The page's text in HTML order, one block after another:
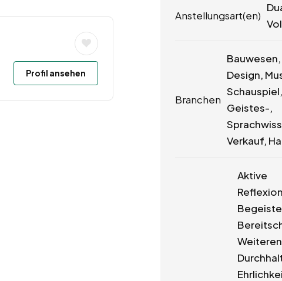
Profil ansehen
Anstellungsart(en)
Branchen
Design,
Geistes-,
Verkauf,
Aktive